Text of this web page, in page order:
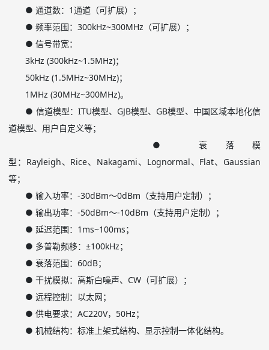
● 通道数： 1通道（可扩展）；
● 频率范围： 300kHz~300MHz （可扩展）；
● 信号带宽：
3kHz (300kHz~1.5MHz)；
50kHz (1.5MHz~30MHz)；
1MHz (30MHz~300MHz)。
● 信道模型： ITU模型、 GJB模型、 GB模型、中国区域本地化信
道模型、用户自定义等；
● 衰落模
型： Rayleigh、 Rice、 Nakagami、 Lognormal、 Flat、 Gaussian
等；
● 输入功率： -30dBm～0dBm （支持用户定制）；
● 输出功率： -50dBm～-10dBm （支持用户定制）；
● 延迟范围： 1ms~100ms；
● 多普勒频移： ±100kHz；
● 衰落范围： 60dB；
● 干扰模拟：高斯白噪声、 CW （可扩展）；
● 远程控制：以太网；
● 供电要求： AC220V， 50Hz；
● 机械结构：标准上架式结构、显示控制一体化结构。